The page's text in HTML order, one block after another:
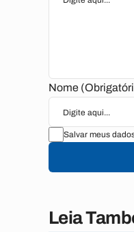
Nome
Salvar meus
Leia